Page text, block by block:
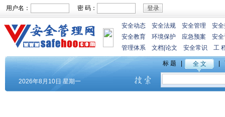
用户名： 密 码：
安全动态 安全法规 安全管理
安
安全教育
环境保护 应急预案
安
管理体系
文档 论文 安全常识 工